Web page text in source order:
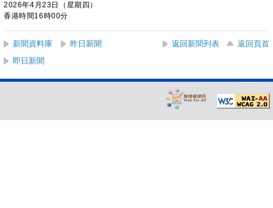
2026年4月23日（星期四）
香港時間16時00分
新聞資料庫 昨日新聞 返回新聞列表
返回頁首
即日新聞